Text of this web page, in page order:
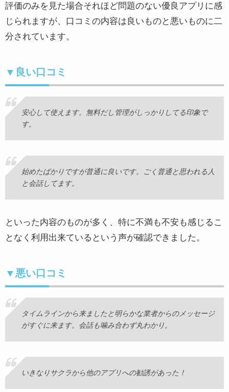
評価のみを見た場合それほど問題のない優良アプリに感
じられますが、口コミの内容は良いものと悪いものに二
分されています。
▼良い口コミ
安心して使えます。無料だし管理がしっかりしてる印象で
す。
始めたばかりですが普通に良いです。ごく普通と思われる人
と会話してます。
といった内容のものが多く、特に不満も不安も感じるこ
となく利用出来ているという声が確認できました。
▼悪い口コミ
タイムラインから来ましたと明らかな業者からのメッセージ
がすぐに来ます。会話も噛み合わず丸わかり。
いきなりサクラから他のアプリへの勧誘があった！